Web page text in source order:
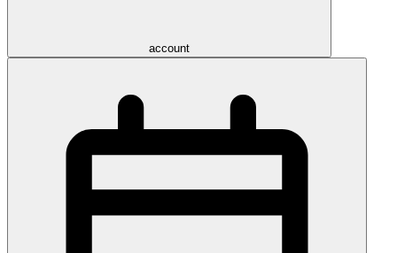
account